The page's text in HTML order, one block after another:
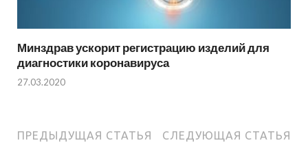
Минздрав ускорит регистрацию изделий для
диагностики коронавируса
27.03.2020
ПРЕДЫДУЩАЯ СТАТЬЯ СЛЕДУЮЩАЯ СТАТЬЯ